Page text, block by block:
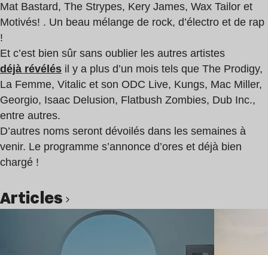
Mat Bastard, The Strypes, Kery James, Wax Tailor et
Motivés! . Un beau mélange de rock, d’électro et de rap
!
Et c’est bien sûr sans oublier les autres artistes
déjà révélés il y a plus d’un mois tels que The Prodigy,
La Femme, Vitalic et son ODC Live, Kungs, Mac Miller,
Georgio, Isaac Delusion, Flatbush Zombies, Dub Inc.,
entre autres.
D’autres noms seront dévoilés dans les semaines à
venir. Le programme s’annonce d’ores et déjà bien
chargé !
Articles